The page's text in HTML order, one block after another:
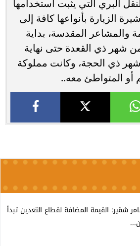
البري التي يثبت استخدامها
الزيارة بأنواعها كافة إلى
والمشاعر المقدسة، بداية
شهر ذي القعدة حتى نهاية
(14) من شهر ذي الحجة، وكانت مملوكة
أو المتواطئ معه..
شقير: القيمة المضافة لقطاع التعدين تبدأ